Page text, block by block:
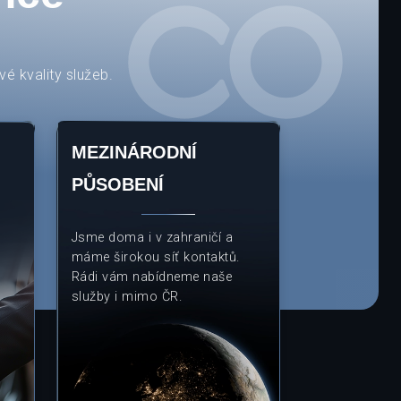
kvality služeb.
MEZINÁRODNÍ
PŮSOBENÍ
Jsme doma i v zahraničí a
máme širokou síť kontaktů.
Rádi vám nabídneme naše
služby i mimo ČR.